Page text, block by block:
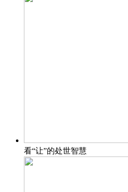
看“让”的处世智慧